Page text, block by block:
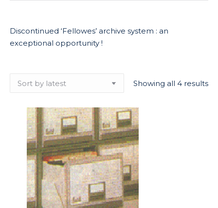
Discontinued ‘Fellowes’ archive system : an
exceptional opportunity !
Showing all 4 results